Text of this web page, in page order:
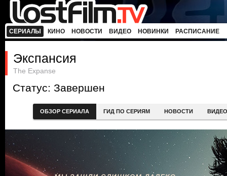
СЕРИАЛЫ КИНО НОВОСТИ ВИДЕО НОВИНКИ РАСПИСАНИЕ
Экспансия
The Expanse
Статус: Завершен
ОБЗОР СЕРИАЛА ГИД ПО СЕРИЯМ НОВОСТИ ВИДЕО